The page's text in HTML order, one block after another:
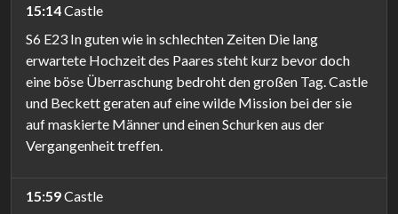
15:14Castle
S6 E23 In guten wie in schlechten Zeiten Die lang
erwartete Hochzeit des Paares steht kurz bevor doch
eine böse Überraschung bedroht den großen Tag. Castle
und Beckett geraten auf eine wilde Mission bei der sie
auf maskierte Männer und einen Schurken aus der
Vergangenheit treffen.
15:59Castle